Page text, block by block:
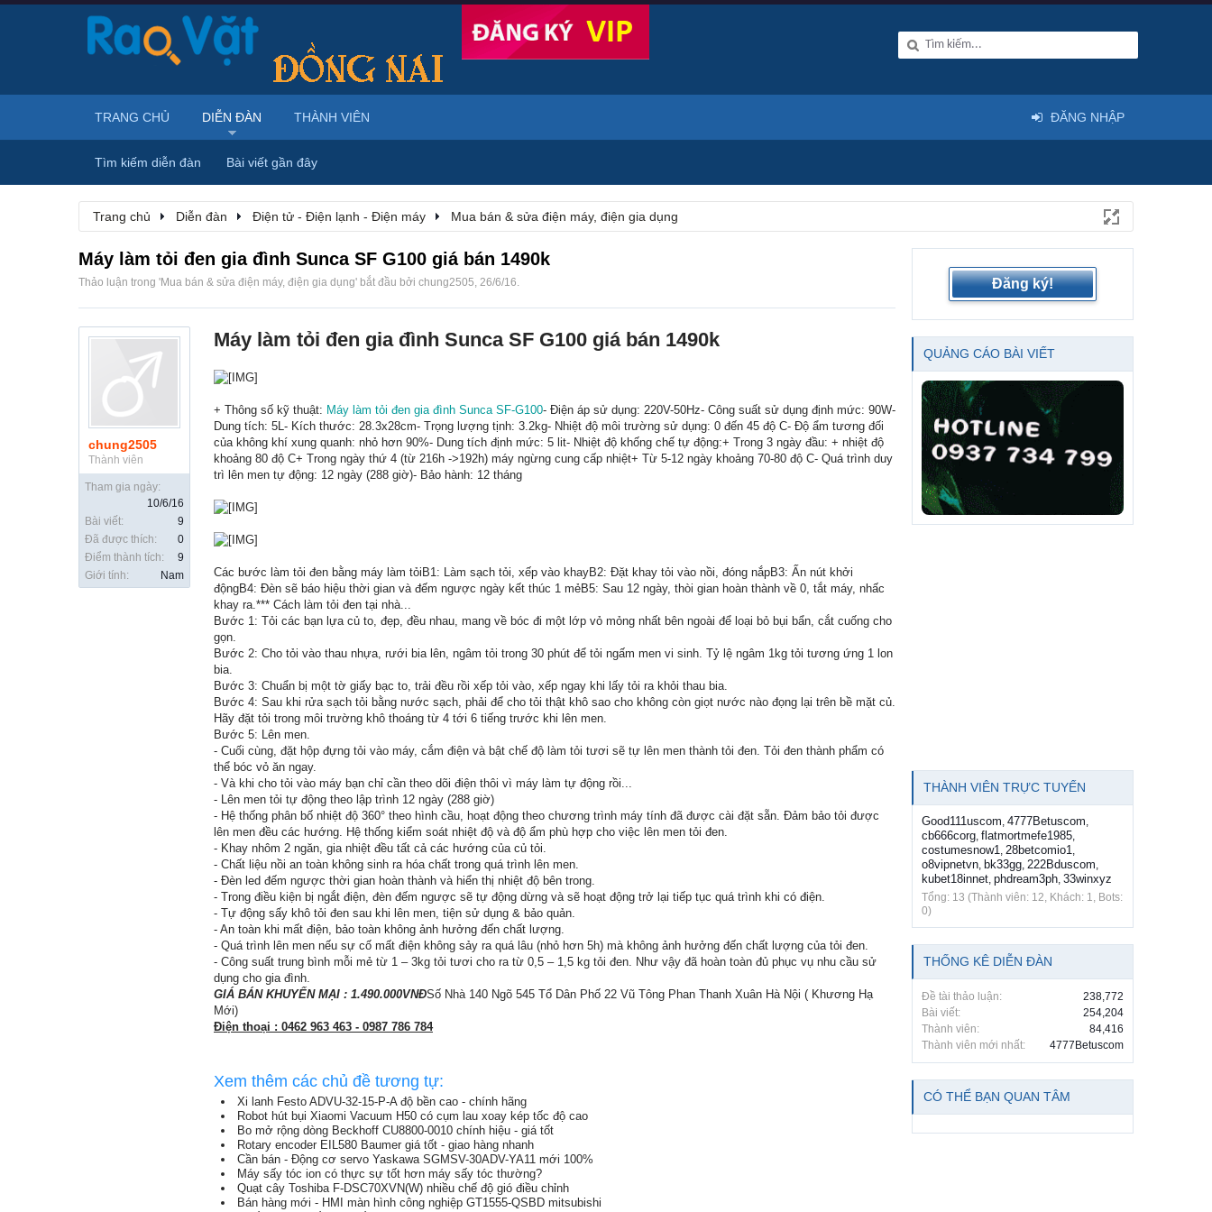
Trang chủ Diễn đàn Điện tử - Điện lạnh - Điện máy Mua bán & sửa điện máy, điện gia dụng
Máy làm tỏi đen gia đình Sunca SF G100 giá bán 1490k
Thảo luận trong 'Mua bán & sửa điện máy, điện gia dụng' bắt đầu bởi chung2505, 26/6/16.
chung2505
Thành viên
Tham gia ngày:
10/6/16
Bài viết:
9
Đã được thích:
0
Điểm thành tích:
9
Giới tính:
Nam
Máy làm tỏi đen gia đình Sunca SF G100 giá bán 1490k
+ Thông số kỹ thuật: Máy làm tỏi đen gia đình Sunca SF-G100- Điện áp sử dụng: 220V-50Hz- Công suất sử dụng định mức: 90W-
Dung tích: 5L- Kích thước: 28.3x28cm- Trọng lượng tịnh: 3.2kg- Nhiệt độ môi trường sử dụng: 0 đến 45 độ C- Độ ẩm tương đối
của không khí xung quanh: nhỏ hơn 90%- Dung tích định mức: 5 lit- Nhiệt độ khống chế tự động:+ Trong 3 ngày đầu: + nhiệt độ
khoảng 80 độ C+ Trong ngày thứ 4 (từ 216h ->192h) máy ngừng cung cấp nhiệt+ Từ 5-12 ngày khoảng 70-80 độ C- Quá trình duy
trì lên men tự động: 12 ngày (288 giờ)- Bảo hành: 12 tháng
Các bước làm tỏi đen bằng máy làm tỏiB1: Làm sạch tỏi, xếp vào khayB2: Đặt khay tỏi vào nồi, đóng nắpB3: Ấn nút khởi
độngB4: Đèn sẽ báo hiệu thời gian và đếm ngược ngày kết thúc 1 mẻB5: Sau 12 ngày, thòi gian hoàn thành về 0, tắt máy, nhấc
khay ra.*** Cách làm tỏi đen tại nhà...
Bước 1: Tỏi các bạn lựa củ to, đẹp, đều nhau, mang về bóc đi một lớp vỏ mỏng nhất bên ngoài để loại bỏ bụi bẩn, cắt cuống cho
gọn.
Bước 2: Cho tỏi vào thau nhựa, rưới bia lên, ngâm tỏi trong 30 phút để tỏi ngấm men vi sinh. Tỷ lệ ngâm 1kg tỏi tương ứng 1 lon
bia.
Bước 3: Chuẩn bị một tờ giấy bạc to, trải đều rồi xếp tỏi vào, xếp ngay khi lấy tỏi ra khỏi thau bia.
Bước 4: Sau khi rửa sạch tỏi bằng nước sạch, phải để cho tỏi thật khô sao cho không còn giọt nước nào đọng lại trên bề mặt củ.
Hãy đặt tỏi trong môi trường khô thoáng từ 4 tới 6 tiếng trước khi lên men.
Bước 5: Lên men.
- Cuối cùng, đặt hộp đựng tỏi vào máy, cắm điện và bật chế độ làm tỏi tươi sẽ tự lên men thành tỏi đen. Tỏi đen thành phẩm có
thể bóc vỏ ăn ngay.
- Và khi cho tỏi vào máy bạn chỉ cần theo dõi điện thôi vì máy làm tự động rồi...
- Lên men tỏi tự động theo lập trình 12 ngày (288 giờ)
- Hệ thống phân bố nhiệt độ 360° theo hình cầu, hoạt động theo chương trình máy tính đã được cài đặt sẵn. Đảm bảo tỏi được
lên men đều các hướng. Hệ thống kiểm soát nhiệt độ và độ ẩm phù hợp cho việc lên men tỏi đen.
- Khay nhôm 2 ngăn, gia nhiệt đều tất cả các hướng của củ tỏi.
- Chất liệu nồi an toàn không sinh ra hóa chất trong quá trình lên men.
- Đèn led đếm ngược thời gian hoàn thành và hiển thị nhiệt độ bên trong.
- Trong điều kiện bị ngắt điện, đèn đếm ngược sẽ tự động dừng và sẽ hoạt động trở lại tiếp tục quá trình khi có điện.
- Tự động sấy khô tỏi đen sau khi lên men, tiện sử dụng & bảo quản.
- An toàn khi mất điện, bảo toàn không ảnh hưởng đến chất lượng.
- Quá trình lên men nếu sự cố mất điện không sảy ra quá lâu (nhỏ hơn 5h) mà không ảnh hưởng đến chất lượng của tỏi đen.
- Công suất trung bình mỗi mẻ từ 1 – 3kg tỏi tươi cho ra từ 0,5 – 1,5 kg tỏi đen. Như vậy đã hoàn toàn đủ phục vụ nhu cầu sử
dụng cho gia đình.
GIÁ BÁN KHUYẾN MẠI : 1.490.000VNĐSố Nhà 140 Ngõ 545 Tổ Dân Phố 22 Vũ Tông Phan Thanh Xuân Hà Nội ( Khương Hạ
Mới)
Điện thoại : 0462 963 463 - 0987 786 784
Xem thêm các chủ đề tương tự:
Xi lanh Festo ADVU-32-15-P-A độ bền cao - chính hãng
Robot hút bụi Xiaomi Vacuum H50 có cụm lau xoay kép tốc độ cao
Bo mở rộng dòng Beckhoff CU8800-0010 chính hiệu - giá tốt
Rotary encoder EIL580 Baumer giá tốt - giao hàng nhanh
Cần bán - Động cơ servo Yaskawa SGMSV-30ADV-YA11 mới 100%
Máy sấy tóc ion có thực sự tốt hơn máy sấy tóc thường?
Quạt cây Toshiba F-DSC70XVN(W) nhiều chế độ gió điều chỉnh
Bán hàng mới - HMI màn hình công nghiệp GT1555-QSBD mitsubishi
Đăng ký!
QUẢNG CÁO BÀI VIẾT
THÀNH VIÊN TRỰC TUYẾN
Good111uscom, 4777Betuscom,
cb666corg, flatmortmefe1985,
costumesnow1, 28betcomio1,
o8vipnetvn, bk33gg, 222Bduscom,
kubet18innet, phdream3ph, 33winxyz
Tổng: 13 (Thành viên: 12, Khách: 1, Bots:
0)
THỐNG KÊ DIỄN ĐÀN
Đề tài thảo luận:
238,772
Bài viết:
254,204
Thành viên:
84,416
Thành viên mới nhất:
4777Betuscom
CÓ THỂ BẠN QUAN TÂM
TRANG CHỦ DIỄN ĐÀN
Tìm kiếm diễn đàn Bài viết gần đây
THÀNH VIÊN ĐĂNG NHẬP